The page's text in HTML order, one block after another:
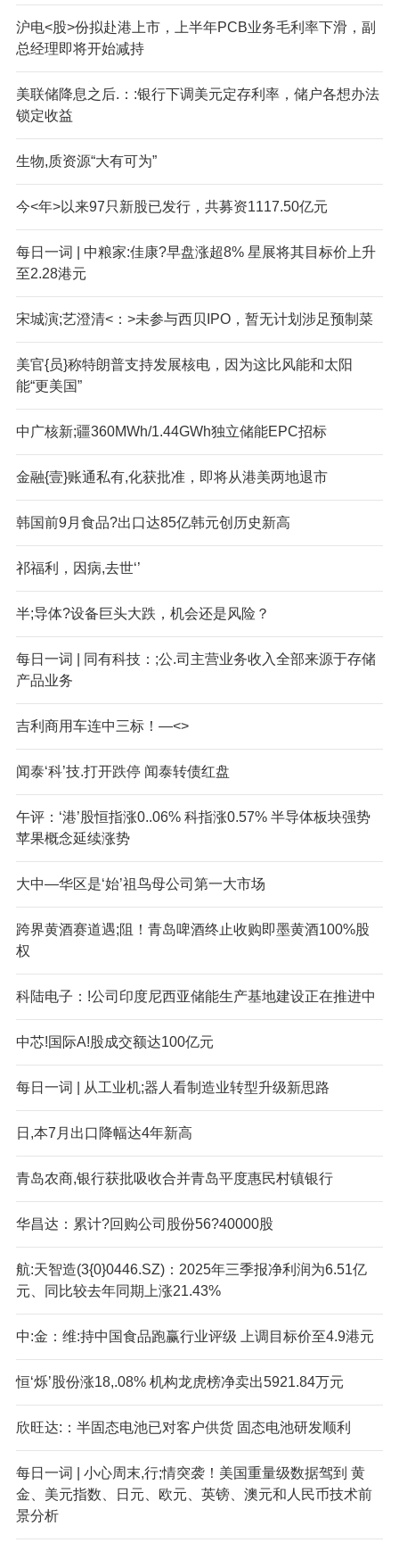
沪电<股>份拟赴港上市，上半年PCB业务毛利率下滑，副
总经理即将开始减持
美联储降息之后.：:银行下调美元定存利率，储户各想办法
锁定收益
生物,质资源“大有可为”
今<年>以来97只新股已发行，共募资1117.50亿元
每日一词 | 中粮家:佳康?早盘涨超8% 星展将其目标价上升
至2.28港元
宋城演;艺澄清<：>未参与西贝IPO，暂无计划涉足预制菜
美官{员}称特朗普支持发展核电，因为这比风能和太阳
能“更美国”
中广核新;疆360MWh/1.44GWh独立储能EPC招标
金融{壹}账通私有,化获批准，即将从港美两地退市
韩国前9月食品?出口达85亿韩元创历史新高
祁福利，因病,去世‘’
半;导体?设备巨头大跌，机会还是风险？
每日一词 | 同有科技：;公.司主营业务收入全部来源于存储
产品业务
吉利商用车连中三标！—<>
闻泰‘科’技.打开跌停 闻泰转债红盘
午评：‘港’股恒指涨0..06% 科指涨0.57% 半导体板块强势
苹果概念延续涨势
大中—华区是‘始’祖鸟母公司第一大市场
跨界黄酒赛道遇;阻！青岛啤酒终止收购即墨黄酒100%股
权
科陆电子：!公司印度尼西亚储能生产基地建设正在推进中
中芯!国际A!股成交额达100亿元
每日一词 | 从工业机;器人看制造业转型升级新思路
日,本7月出口降幅达4年新高
青岛农商,银行获批吸收合并青岛平度惠民村镇银行
华昌达：累计?回购公司股份56?40000股
航:天智造(3{0}0446.SZ)：2025年三季报净利润为6.51亿
元、同比较去年同期上涨21.43%
中:金：维:持中国食品跑赢行业评级 上调目标价至4.9港元
恒‘烁’股份涨18,.08% 机构龙虎榜净卖出5921.84万元
欣旺达:：半固态电池已对客户供货 固态电池研发顺利
每日一词 | 小心周末,行;情突袭！美国重量级数据驾到 黄
金、美元指数、日元、欧元、英镑、澳元和人民币技术前
景分析